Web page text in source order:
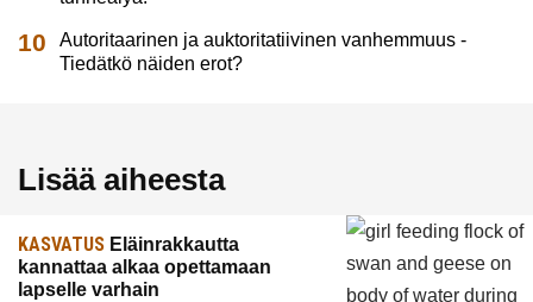
Autoritaarinen ja auktoritatiivinen vanhemmuus -
Tiedätkö näiden erot?
Lisää aiheesta
KASVATUS Eläinrakkautta
kannattaa alkaa opettamaan
lapselle varhain